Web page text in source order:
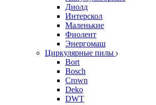
Диолд
Интерскол
Маленькие
Фиолент
Энергомаш
Циркулярные пилы
Bort
Bosch
Crown
Deko
DWT